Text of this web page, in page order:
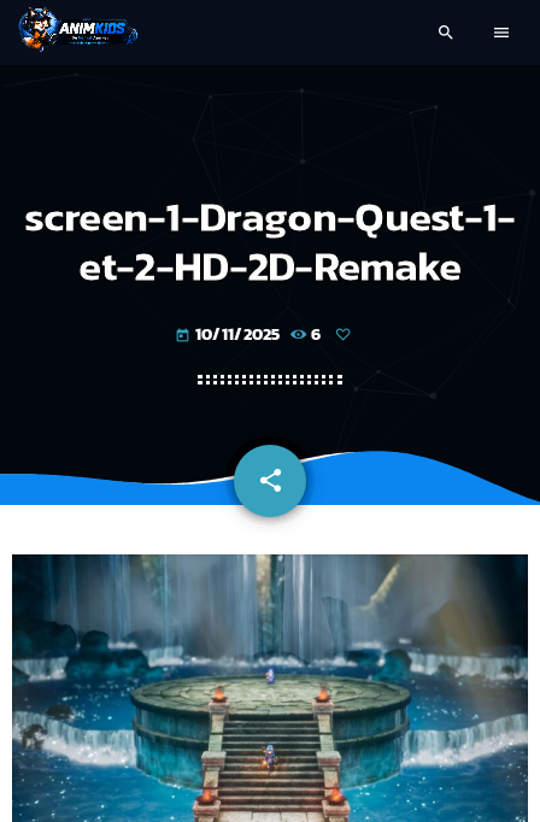
search menu
screen-1-Dragon-Quest-1-
et-2-HD-2D-Remake
today 10/11/2025 6
share
email